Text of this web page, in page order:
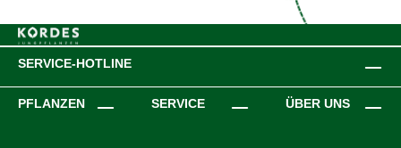
SERVICE-HOTLINE
PFLANZEN SERVICE ÜBER UNS